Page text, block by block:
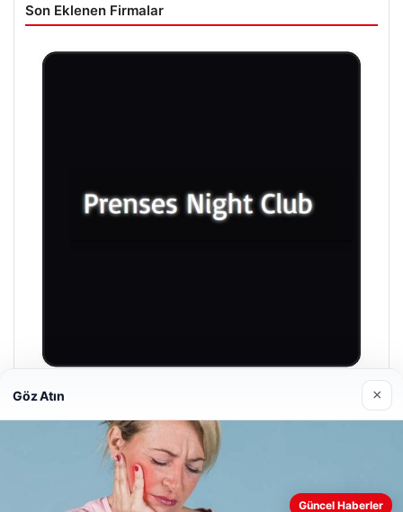
Son Eklenen Firmalar
Prenses Night Club
Göz Atın ×
Güncel Haberler